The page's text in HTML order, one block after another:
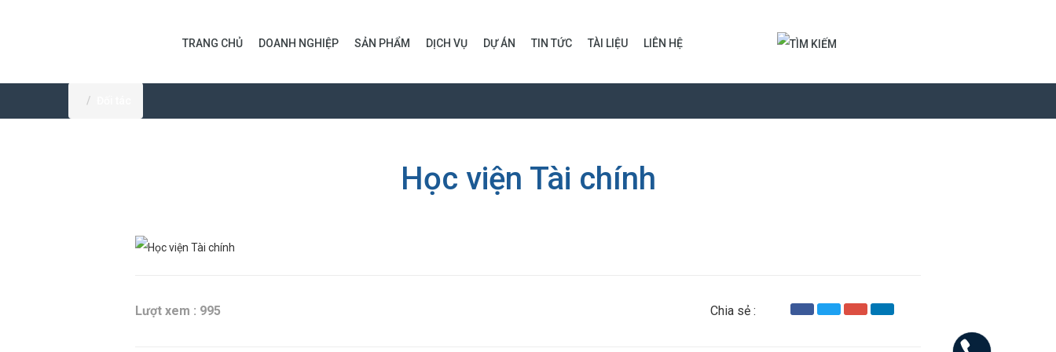
TRANG CHỦ DOANH NGHIỆP SẢN PHẨM DỊCH VỤ DỰ ÁN TIN TỨC TÀI LIỆU LIÊN HỆ
Học viện Tài chính
Lượt xem : 995 Chia sẻ :